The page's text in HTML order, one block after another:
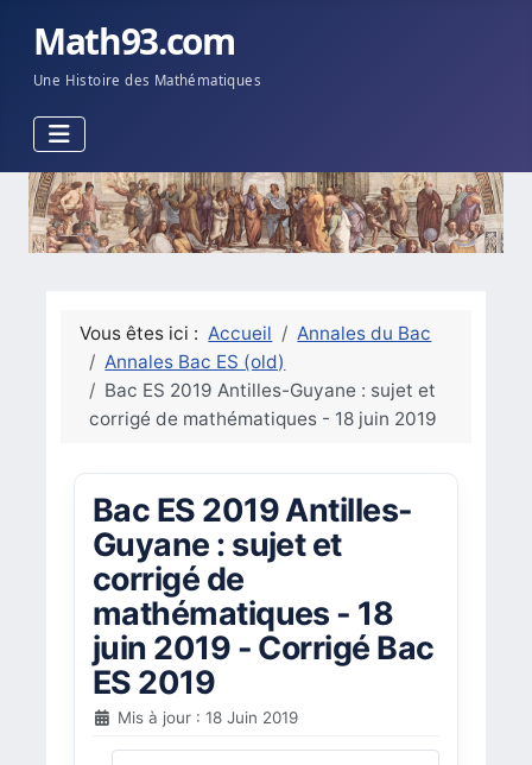
Math93.com
Une Histoire des Mathématiques
Vous êtes ici : Accueil
Annales du Bac
Annales Bac ES (old)
Bac ES 2019 Antilles-Guyane : sujet et
corrigé de mathématiques - 18 juin 2019
Bac ES 2019 Antilles-
Guyane : sujet et
corrigé de
mathématiques - 18
juin 2019 - Corrigé Bac
ES 2019
Mis à jour : 18 Juin 2019